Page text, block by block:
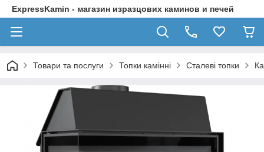
ExpressKamin - магазин изразцових каминов и печей
Товари та послуги Топки камінні Сталеві топки